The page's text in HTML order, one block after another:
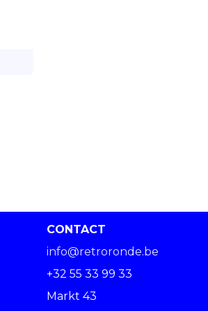
CONTACT
info@retroronde.be
+32 55 33 99 33
Markt 43